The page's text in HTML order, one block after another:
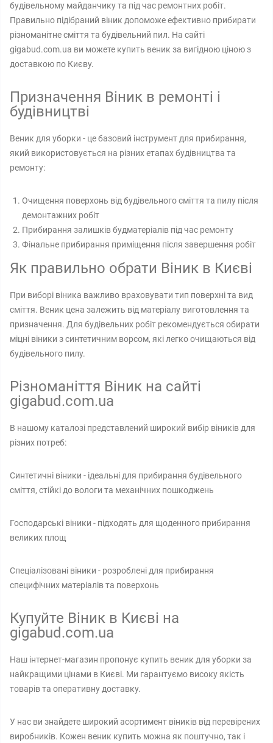
будівельному майданчику та під час ремонтних робіт.
Правильно підібраний віник допоможе ефективно прибирати
різноманітне сміття та будівельний пил. На сайті
gigabud.com.ua ви можете купить веник за вигідною ціною з
доставкою по Києву.
Призначення Віник в ремонті і
будівництві
Веник для уборки - це базовий інструмент для прибирання,
який використовується на різних етапах будівництва та
ремонту:
Очищення поверхонь від будівельного сміття та пилу після
демонтажних робіт
Прибирання залишків будматеріалів під час ремонту
Фінальне прибирання приміщення після завершення робіт
Як правильно обрати Віник в Києві
При виборі віника важливо враховувати тип поверхні та вид
сміття. Веник цена залежить від матеріалу виготовлення та
призначення. Для будівельних робіт рекомендується обирати
міцні віники з синтетичним ворсом, які легко очищаються від
будівельного пилу.
Різноманіття Віник на сайті
gigabud.com.ua
В нашому каталозі представлений широкий вибір віників для
різних потреб:
Синтетичні віники - ідеальні для прибирання будівельного
сміття, стійкі до вологи та механічних пошкоджень
Господарські віники - підходять для щоденного прибирання
великих площ
Спеціалізовані віники - розроблені для прибирання
специфічних матеріалів та поверхонь
Купуйте Віник в Києві на
gigabud.com.ua
Наш інтернет-магазин пропонує купить веник для уборки за
найкращими цінами в Києві. Ми гарантуємо високу якість
товарів та оперативну доставку.
У нас ви знайдете широкий асортимент віників від перевірених
виробників. Кожен веник купить можна як поштучно, так і